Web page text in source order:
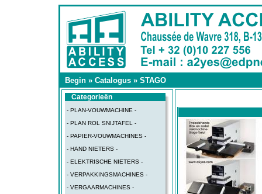
Begin » Catalogus » STAGO
Categorieën
- PLAN-VOUWMACHINE -
- PLAN ROL SNIJTAFEL -
- PAPIER-VOUWMACHINES -
- HAND NIETERS -
- ELEKTRISCHE NIETERS -
- VERPAKKINGSMACHINES -
- VERGAARMACHINES -